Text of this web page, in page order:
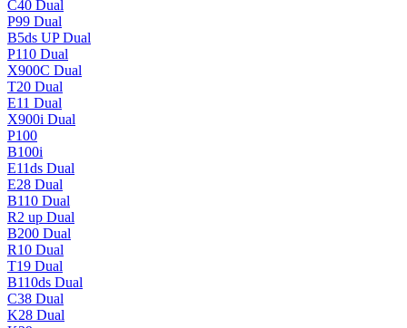
C40 Dual
P99 Dual
B5ds UP Dual
P110 Dual
X900C Dual
T20 Dual
E11 Dual
X900i Dual
P100
B100i
E11ds Dual
E28 Dual
B110 Dual
R2 up Dual
B200 Dual
R10 Dual
T19 Dual
B110ds Dual
C38 Dual
K28 Dual